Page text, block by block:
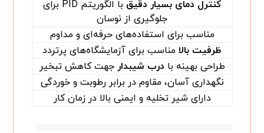
کنترل دمای بسیار دقیق
با الگوریتم PID برای
جلوگیری از نوسان
مناسب برای استفاده‌های حرفه‌ای و مداوم
ظرفیت بالامناسب برای آزمایشگاه‌های پرتردد
طراحی بهینه با درب شیبدار جهت کاهش تبخیر
نگهداری آسان، مقاوم در برابر رطوبت و خوردگی
دارای شیر تخلیه و ایمنی بالا در زمان کار